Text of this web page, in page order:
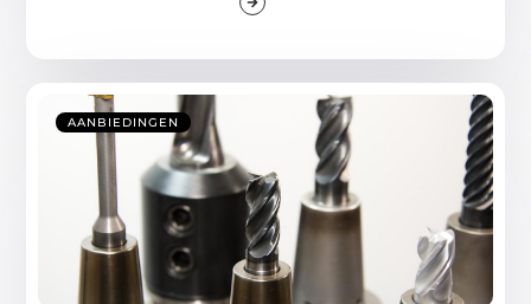
AANBIEDINGEN